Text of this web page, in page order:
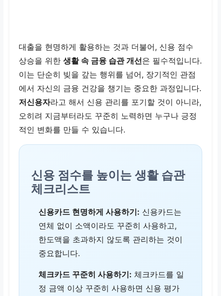
대출을 현명하게 활용하는 것과 더불어, 신용 점수
상승을 위한생활 속 금융 습관 개선은 필수적입니다.
이는 단순히 빚을 갚는 행위를 넘어, 장기적인 관점
에서 자신의 금융 건강을 챙기는 중요한 과정입니다.
저신용자라고 해서 신용 관리를 포기할 것이 아니라,
오히려 지금부터라도 꾸준히 노력하면 누구나 긍정
적인 변화를 만들 수 있습니다.
신용 점수를 높이는 생활 습관
체크리스트
신용카드 현명하게 사용하기: 신용카드는
연체 없이 소액이라도 꾸준히 사용하고,
한도액을 초과하지 않도록 관리하는 것이
중요합니다.
체크카드 꾸준히 사용하기: 체크카드를 일
정 금액 이상 꾸준히 사용하면 신용 평가